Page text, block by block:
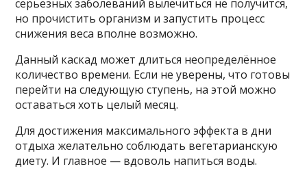
серьёзных заболеваний вылечиться не получится,
но прочистить организм и запустить процесс
снижения веса вполне возможно.
Данный каскад может длиться неопределённое
количество времени. Если не уверены, что готовы
перейти на следующую ступень, на этой можно
оставаться хоть целый месяц.
Для достижения максимального эффекта в дни
отдыха желательно соблюдать вегетарианскую
диету. И главное — вдоволь напиться воды.